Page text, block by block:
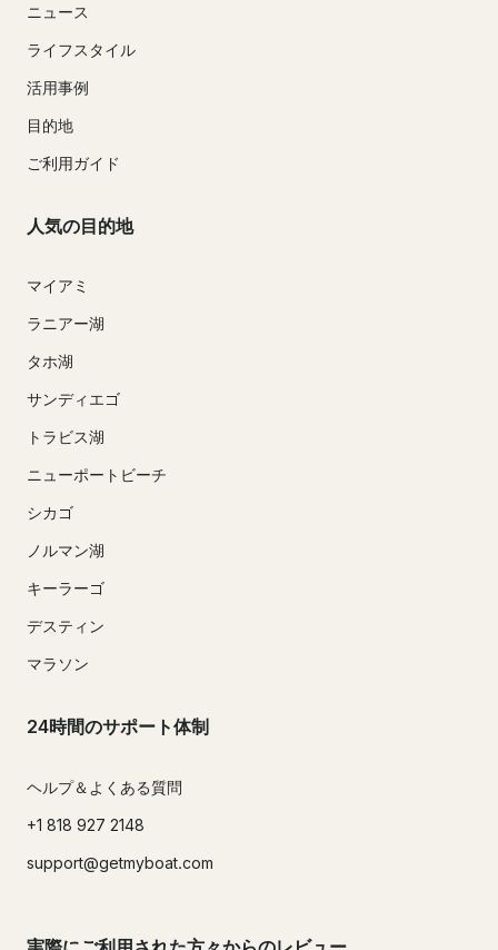
ニュース
ライフスタイル
活用事例
目的地
ご利用ガイド
人気の目的地
マイアミ
ラニアー湖
タホ湖
サンディエゴ
トラビス湖
ニューポートビーチ
シカゴ
ノルマン湖
キーラーゴ
デスティン
マラソン
24時間のサポート体制
ヘルプ＆よくある質問
+1 818 927 2148
support@getmyboat.com